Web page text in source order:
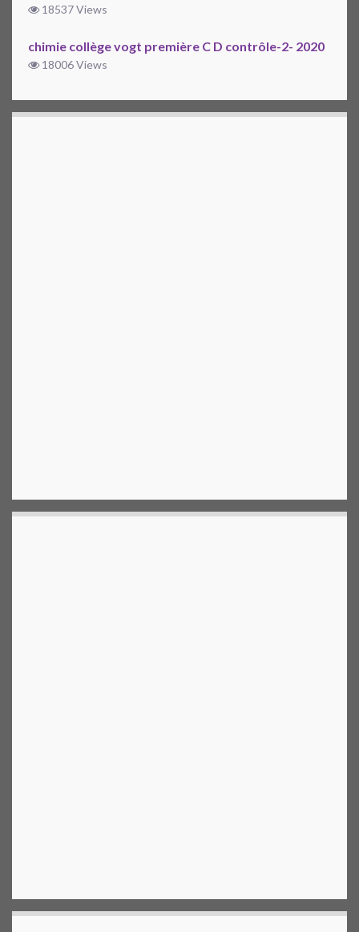
18537 Views
chimie collège vogt première C D contrôle-2- 2020
18006 Views